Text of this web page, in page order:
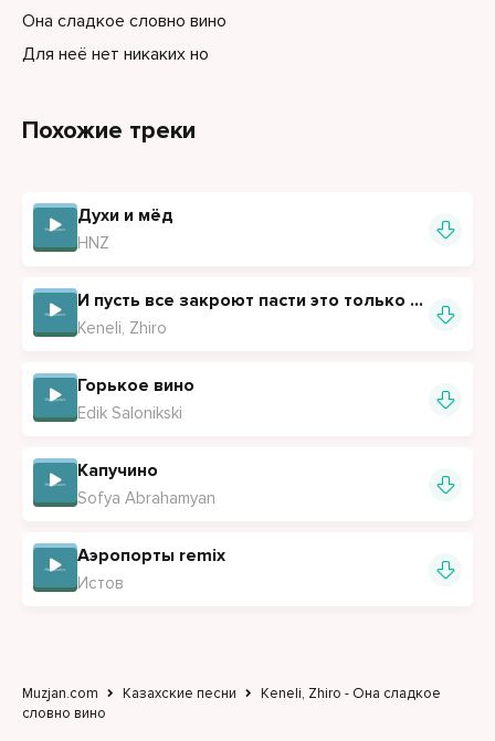
Она сладкое словно вино
Для неё нет никаких но
Похожие треки
Духи и мёд
HNZ
И пусть все закроют пасти это только наш роман
Keneli, Zhiro
Горькое вино
Edik Salonikski
Капучино
Sofya Abrahamyan
Аэропорты remix
Истов
Muzjan.com Казахские песни
Keneli, Zhiro - Она сладкое
словно вино